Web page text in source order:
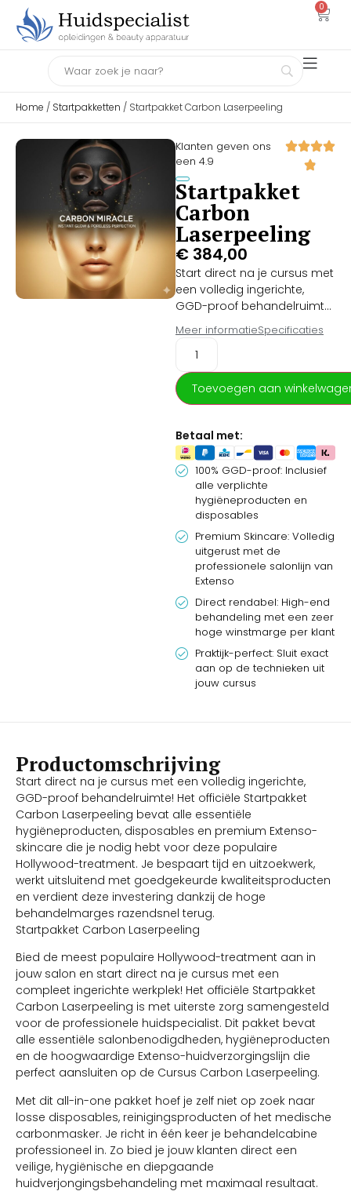
0
Home / Startpakketten / Startpakket Carbon Laserpeeling
Klanten geven ons
een 4.9
Startpakket
Carbon
Laserpeeling
€ 384,00
Start direct na je cursus met
een volledig ingerichte,
GGD-proof behandelruimte!
Carbon Laserpeeling bevat
alle essentiële
hygiëneproducten,
disposables en premium
Extenso-skincare die je
populaire Hollywood-
treatment. Je bespaart tijd
en uitzoekwerk, werkt
uitsluitend met
goedgekeurde
kwaliteitsproducten en
verdient deze investering
dankzij de hoge
behandelmarges
razendsnel terug.
Meer informatieSpecificaties
Toevoegen aan
Betaal met:
100% GGD-proof: Inclusief
alle verplichte
hygiëneproducten en
disposables
Premium Skincare: Volledig
uitgerust met de
professionele salonlijn van
Extenso
Direct rendabel: High-end
behandeling met een zeer
hoge winstmarge per klant
Praktijk-perfect: Sluit exact
aan op de technieken uit
jouw cursus
Productomschrijving
Start direct na je cursus met een volledig ingerichte,
GGD-proof behandelruimte! Het officiële Startpakket
Carbon Laserpeeling bevat alle essentiële
hygiëneproducten, disposables en premium Extenso-
skincare die je nodig hebt voor deze populaire
Hollywood-treatment. Je bespaart tijd en uitzoekwerk,
werkt uitsluitend met goedgekeurde kwaliteitsproducten
en verdient deze investering dankzij de hoge
behandelmarges razendsnel terug.
Startpakket Carbon Laserpeeling
Bied de meest populaire Hollywood-treatment aan in
jouw salon en start direct na je cursus met een
compleet ingerichte werkplek! Het officiële Startpakket
Carbon Laserpeeling is met uiterste zorg samengesteld
voor de professionele huidspecialist. Dit pakket bevat
alle essentiële salonbenodigdheden, hygiëneproducten
en de hoogwaardige Extenso-huidverzorgingslijn die
perfect aansluiten op de Cursus Carbon Laserpeeling.
Met dit all-in-one pakket hoef je zelf niet op zoek naar
losse disposables, reinigingsproducten of het medische
carbonmasker. Je richt in één keer je behandelcabine
professioneel in. Zo bied je jouw klanten direct een
veilige, hygiënische en diepgaande
huidverjongingsbehandeling met maximaal resultaat.